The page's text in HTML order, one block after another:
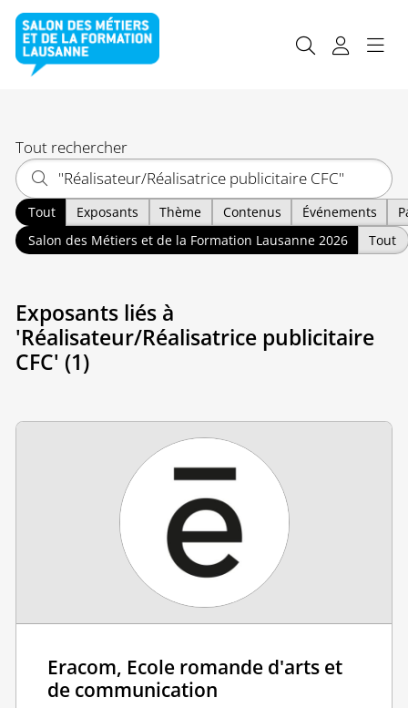
Tout rechercher
Tout Exposants Thème Contenus Événements
Salon des Métiers et de la Formation Lausanne 2026
Tout
Exposants liés à
'Réalisateur/Réalisatrice publicitaire
CFC' (1)
Eracom, Ecole romande d'arts et
de communication